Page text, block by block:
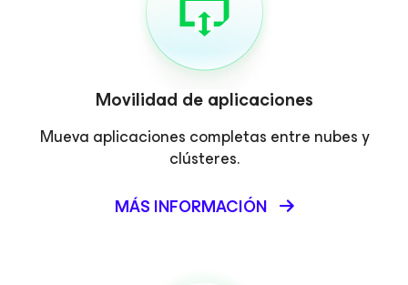
Movilidad de aplicaciones
Mueva aplicaciones completas entre nubes y
clústeres.​
MÁS INFORMACIÓN